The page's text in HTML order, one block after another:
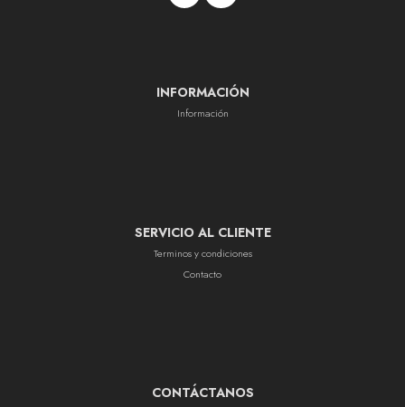
INFORMACIÓN
Información
SERVICIO AL CLIENTE
Terminos y condiciones
Contacto
CONTÁCTANOS